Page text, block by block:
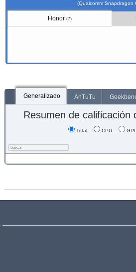
(Qualcomm Snapdragon
Honor(7)
Generalizado AnTuTu
Resumen de calificación
Total CPU